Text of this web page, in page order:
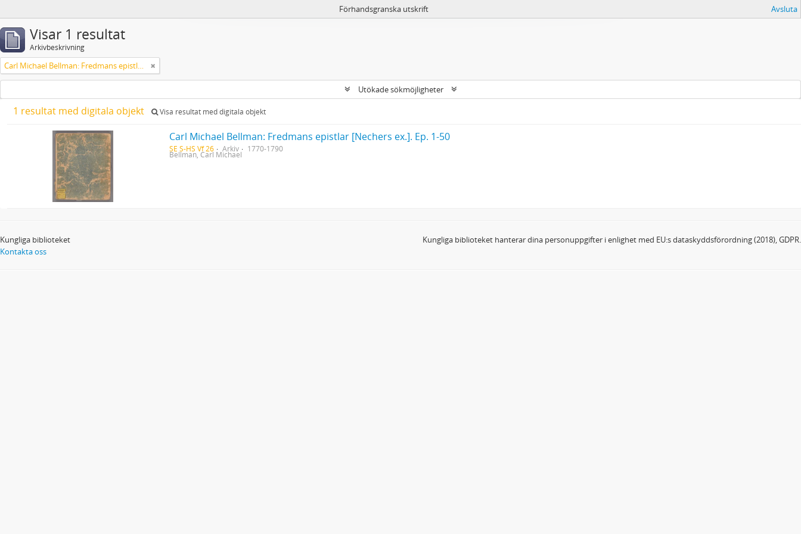
Förhandsgranska utskrift Avsluta
Visar 1 resultat
Arkivbeskrivning
Carl Michael Bellman: Fredmans epistlar [Nechers ex.]. Ep. 1-50
Utökade sökmöjligheter
1 resultat med digitala objekt Visa resultat med digitala objekt
Carl Michael Bellman: Fredmans epistlar [Nechers ex.]. Ep. 1-50
SE S-HS Vf 26 Arkiv 1770-1790
Bellman, Carl Michael
Kungliga biblioteket
Kontakta oss
Kungliga biblioteket hanterar dina personuppgifter i enlighet med EU:s dataskyddsförordning (2018), GDPR.